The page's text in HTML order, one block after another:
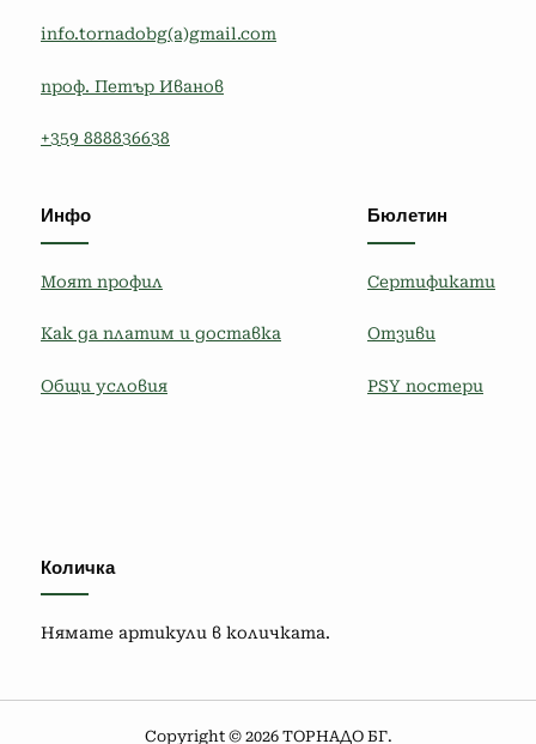
info.tornadobg(a)gmail.com
проф. Петър Иванов
+359 888836638
Инфо
Моят профил
Как да платим и доставка
Общи условия
Бюлетин
Сертификати
Отзиви
PSY постери
Количка
Нямате артикули в количката.
Copyright © 2026 ТОРНАДО БГ.